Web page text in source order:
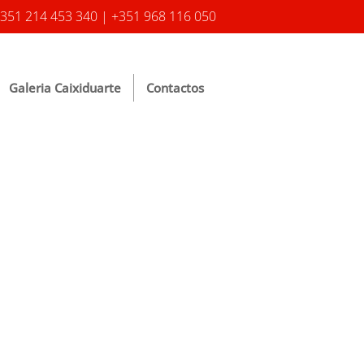
214 453 340 | +351 968 116 050
Galeria Caixiduarte Contactos